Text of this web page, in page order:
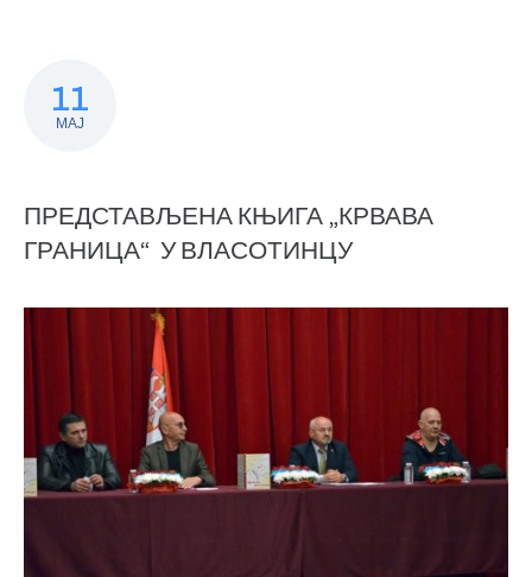
11
МАЈ
ПРЕДСТАВЉЕНА КЊИГА „КРВАВА
ГРАНИЦА“ У ВЛАСОТИНЦУ